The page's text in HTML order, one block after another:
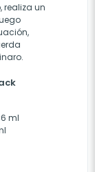
realiza un
ml